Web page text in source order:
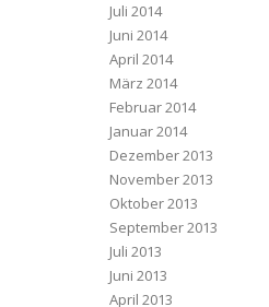
Juli 2014
Juni 2014
April 2014
März 2014
Februar 2014
Januar 2014
Dezember 2013
November 2013
Oktober 2013
September 2013
Juli 2013
Juni 2013
April 2013